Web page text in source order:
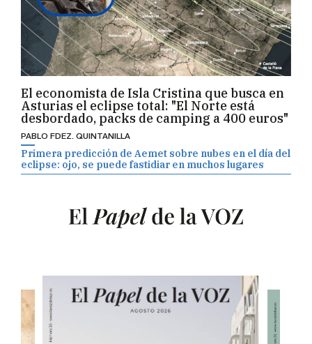
El economista de Isla Cristina que busca en
Asturias el eclipse total: "El Norte está
desbordado, packs de camping a 400 euros"
PABLO FDEZ. QUINTANILLA
Primera predicción de Aemet sobre nubes en el día del
eclipse: ojo, se puede fastidiar en muchos lugares